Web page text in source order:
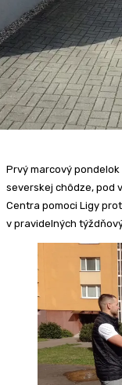
Prvý marcový
severskej chôdze, pod
Centra pomoci Ligy
v pravidelných